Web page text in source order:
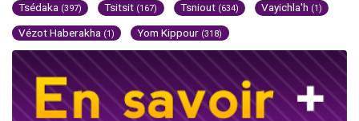
Tsédaka (397) Tsitsit (167) Tsniout (634) Vayichla'h (1)
Vézot Haberakha (1) Yom Kippour (318)